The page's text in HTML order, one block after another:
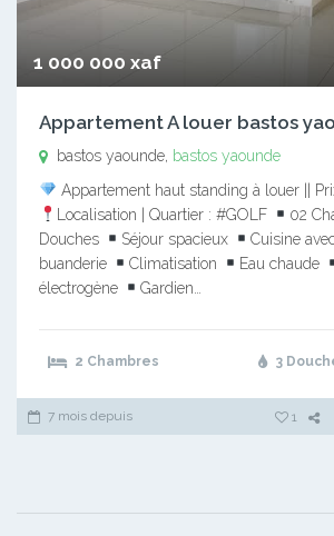
1 000 000 xaf
Appartement A louer bastos
bastos yaounde, bastos yaounde
Appartement haut standing à louer ||
Localisation | Quartier : #GOLF
02
Douches
Séjour spacieux
Cuisine
buanderie
Climatisation Eau chaude
électrogène
Gardien…
2 Chambres 3
7 mois depuis 1